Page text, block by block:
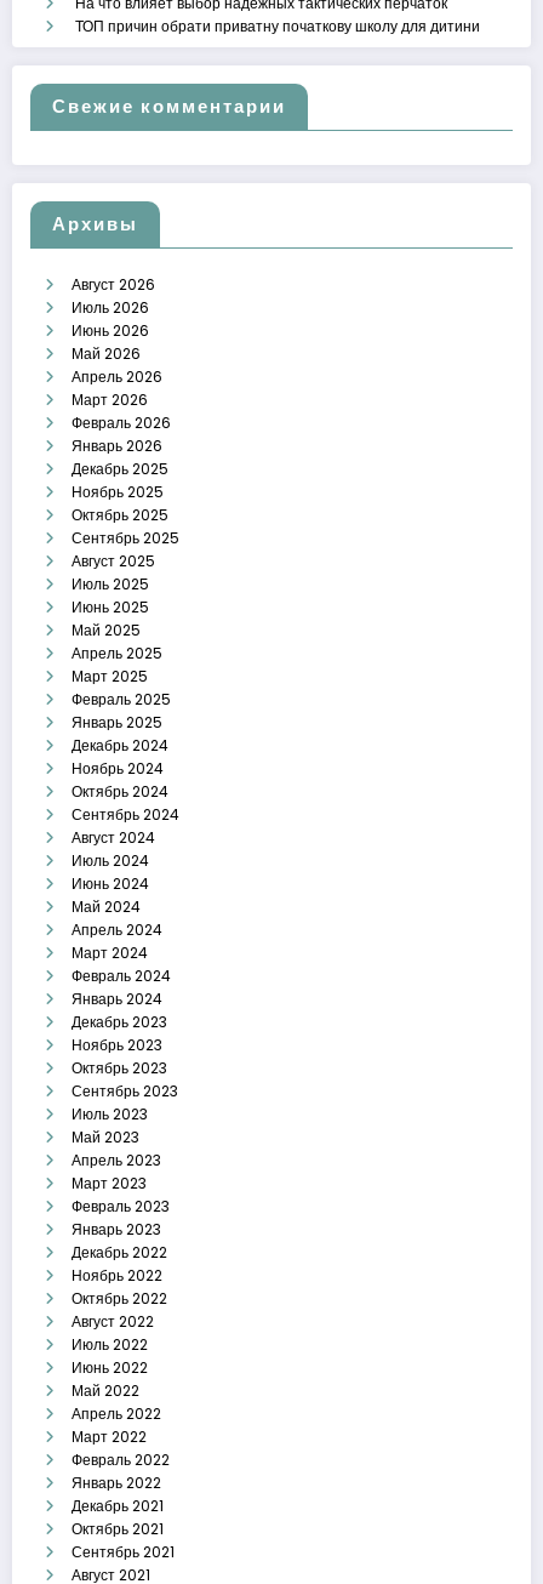
ТОП причин обрати приватну початкову школу для дитини
Свежие комментарии
Архивы
Август 2026
Июль 2026
Июнь 2026
Май 2026
Апрель 2026
Март 2026
Февраль 2026
Январь 2026
Декабрь 2025
Ноябрь 2025
Октябрь 2025
Сентябрь 2025
Август 2025
Июль 2025
Июнь 2025
Май 2025
Апрель 2025
Март 2025
Февраль 2025
Январь 2025
Декабрь 2024
Ноябрь 2024
Октябрь 2024
Сентябрь 2024
Август 2024
Июль 2024
Июнь 2024
Май 2024
Апрель 2024
Март 2024
Февраль 2024
Январь 2024
Декабрь 2023
Ноябрь 2023
Октябрь 2023
Сентябрь 2023
Июль 2023
Май 2023
Апрель 2023
Март 2023
Февраль 2023
Январь 2023
Декабрь 2022
Ноябрь 2022
Октябрь 2022
Август 2022
Июль 2022
Июнь 2022
Май 2022
Апрель 2022
Март 2022
Февраль 2022
Январь 2022
Декабрь 2021
Октябрь 2021
Сентябрь 2021
Август 2021